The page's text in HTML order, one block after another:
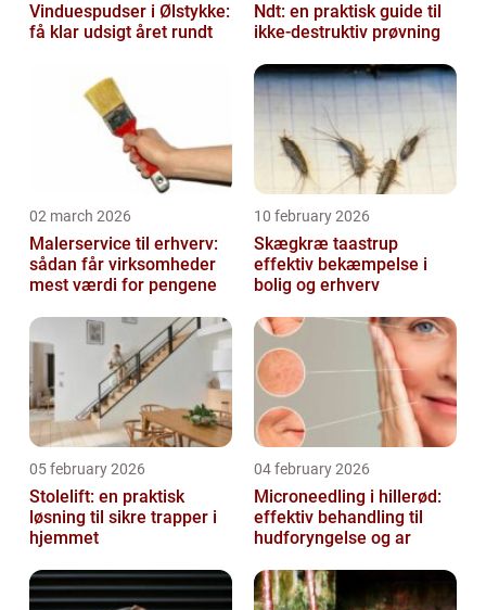
Vinduespudser i Ølstykke:
få klar udsigt året rundt
Ndt: en praktisk guide til
ikke-destruktiv prøvning
02 march 2026
Malerservice til erhverv:
sådan får virksomheder
mest værdi for pengene
10 february 2026
Skægkræ taastrup
effektiv bekæmpelse i
bolig og erhverv
05 february 2026
Stolelift: en praktisk
løsning til sikre trapper i
hjemmet
04 february 2026
Microneedling i hillerød:
effektiv behandling til
hudforyngelse og ar